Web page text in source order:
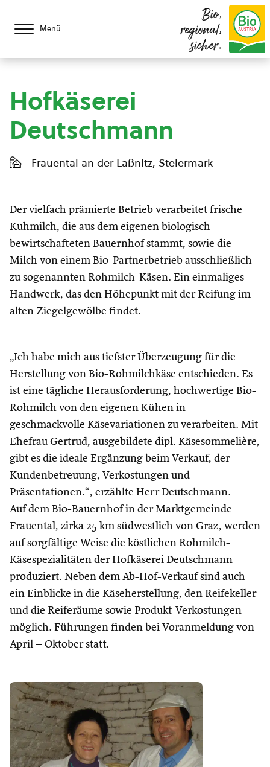
Menü
Bio,
regional,
sicher.
Hofkäserei
Deutschmann
Frauental an der Laßnitz, Steiermark
Der vielfach prämierte Betrieb verarbeitet frische
Kuhmilch, die aus dem eigenen biologisch
bewirtschafteten Bauernhof stammt, sowie die
Milch von einem Bio-Partnerbetrieb ausschließlich
zu sogenannten Rohmilch-Käsen. Ein einmaliges
Handwerk, das den Höhepunkt mit der Reifung im
alten Ziegelgewölbe findet.
„Ich habe mich aus tiefster Überzeugung für die
Herstellung von Bio-Rohmilchkäse entschieden. Es
ist eine tägliche Herausforderung, hochwertige Bio-
Rohmilch von den eigenen Kühen in
geschmackvolle Käsevariationen zu verarbeiten. Mit
Ehefrau Gertrud, ausgebildete dipl. Käsesommelière,
gibt es die ideale Ergänzung beim Verkauf, der
Kundenbetreuung, Verkostungen und
Präsentationen.“, erzählte Herr Deutschmann.
Auf dem Bio-Bauernhof in der Marktgemeinde
Frauental, zirka 25 km südwestlich von Graz, werden
auf sorgfältige Weise die köstlichen Rohmilch-
Käsespezialitäten der Hofkäserei Deutschmann
produziert. Neben dem Ab-Hof-Verkauf sind auch
ein Einblicke in die Käseherstellung, den Reifekeller
und die Reiferäume sowie Produkt-Verkostungen
möglich. Führungen finden bei Voranmeldung von
April – Oktober statt.